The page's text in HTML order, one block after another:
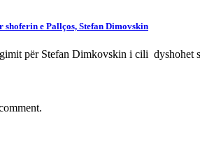
e Pallços, Stefan Dimovskin
për Stefan Dimkovskin i cili